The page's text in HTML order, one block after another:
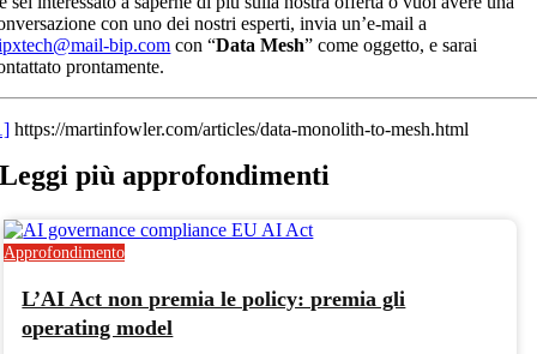
con uno dei nostri esperti, invia un’e-mail a
bip.com con “Data Mesh” come oggetto, e sarai
prontamente.
https://martinfowler.com/articles/data-monolith-to-mesh.html
Leggi piùapprofondimenti
Approfondimento
L’AI Act non premia le policy: premia gli
operating model